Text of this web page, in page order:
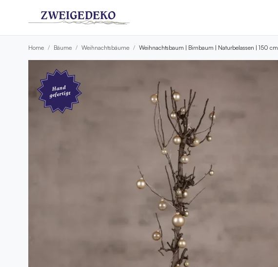
Home Bäume Weihnachtsbäume Weihnachtsbaum | Birnbaum | Naturbelassen | 150 cm
Hand
gefertigt